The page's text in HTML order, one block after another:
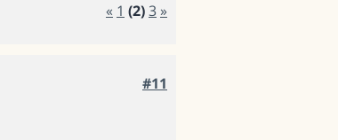
« 1 (2)3 »
#11